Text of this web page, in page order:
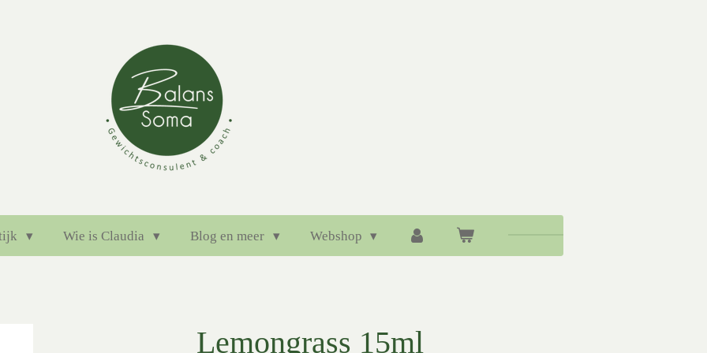
Wie is Claudia Blog en meer Webshop
Lemongrass 15ml